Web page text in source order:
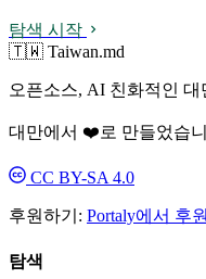
탐색 시작
🇹🇼 Taiwan.md
오픈소스, AI 친화적인 대
대만에서 ❤️로 만들었습
CC BY-SA 4.0
후원하기: Portaly에서 후
탐색